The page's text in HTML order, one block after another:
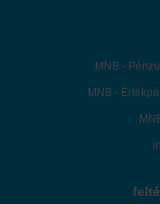
MNB -
MNB -